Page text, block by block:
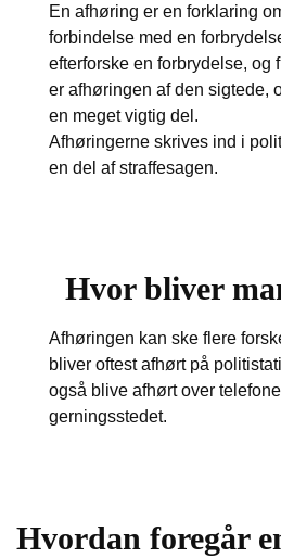
En afhøring er en forklaring
forbindelse med en
efterforske en forbrydelse, og
er afhøringen af den sigtede,
en meget vigtig del.
Afhøringerne skrives ind i
en del af straffesagen.
Hvor bliver
Afhøringen kan ske flere
bliver oftest afhørt på
også blive afhørt over
gerningsstedet.
Hvordan foregår